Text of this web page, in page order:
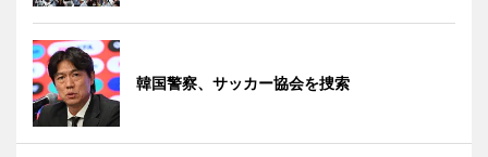
韓国警察、サッカー協会を捜索